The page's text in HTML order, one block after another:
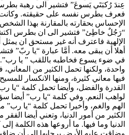
عِندَ رُكبَتَي يَسوعَ” فتشير الى رهبة بطرس
فعرف بطرس نفسه على حقيقته. وكانت
الإحساس بحقارته بالمقارنة بهذا
“رَجُلٌ خاطِئ” فتشير الى ان بطرس
الإلهية فاعترف أنه غير مستحق ان
أهلا أن يبقى معه. أمَّا عبارة “يا
في ضوء يسوع فخاطبه باللقب ” يا رب”.
واحدة، ولكنها تحمل الكثير من
فيها معاني كثيرة، ومنها الانكسار
القدرة والفضل، وأيضا تحمل كلمة “يا
لواهب النعم. وفي كلمة “يا رب” أيضا
الهم والغم، وأخيرا تحمل كلمة “يا رب”
الكثير من أمور الدنيا، وتعني أيضا
الدنيا وما فيها. ما أروعها هذه الكلمة